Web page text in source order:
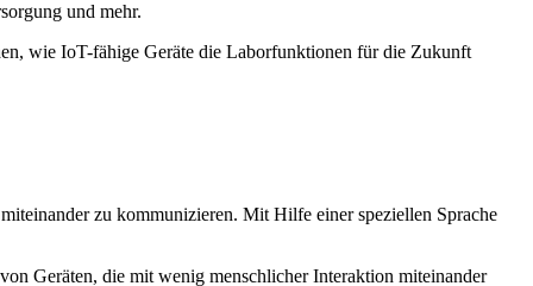
und mehr.
wie IoT-fähige Geräte die Laborfunktionen für die Zukunft
zu kommunizieren. Mit Hilfe einer speziellen Sprache
Geräten, die mit wenig menschlicher Interaktion miteinander